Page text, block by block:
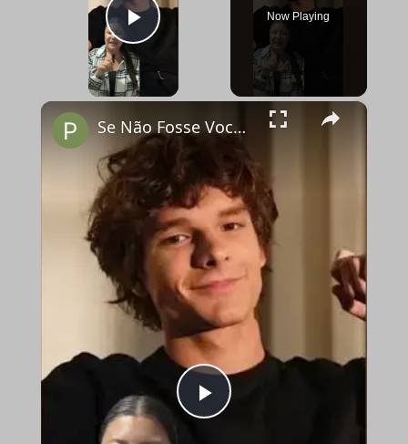
Play Video
Now Playing
×
Play
Se Não Fosse Você já está em cartaz nos cinemas!